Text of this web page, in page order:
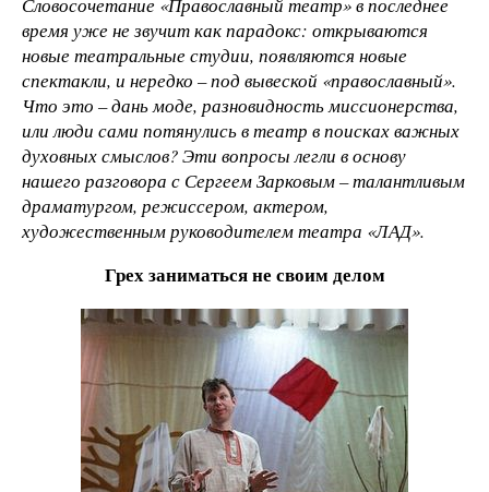
время уже не звучит как парадокс: открываются
новые театральные студии, появляются новые
спектакли, и нередко – под вывеской «православный».
Что это – дань моде, разновидность миссионерства,
или люди сами потянулись в театр в поисках важных
духовных смыслов? Эти вопросы легли в основу
нашего разговора с Сергеем Зарковым – талантливым
драматургом, режиссером, актером,
художественным руководителем театра «ЛАД».
Грех заниматься не своим делом